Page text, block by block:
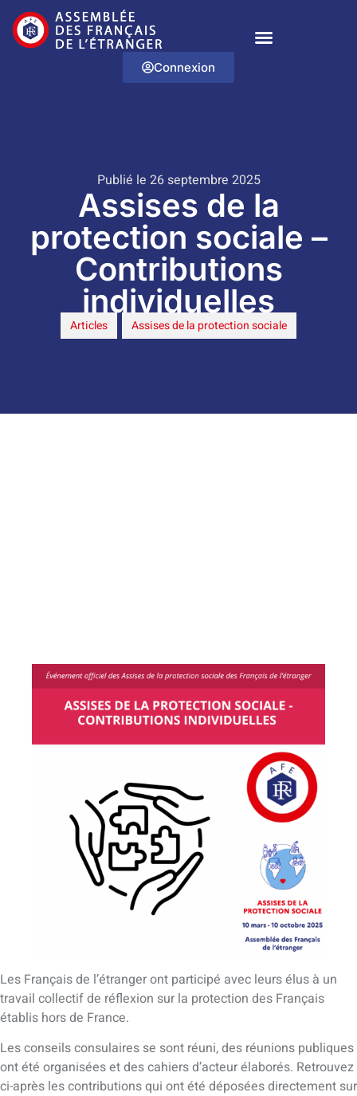
Connexion
Publié le 26 septembre 2025
Assises de la
protection sociale –
Contributions
individuelles
Articles Assises de la protection sociale
Les Français de l’étranger ont participé avec leurs élus à un
travail collectif de réflexion sur la protection des Français
établis hors de France.
Les conseils consulaires se sont réuni, des réunions publiques
ont été organisées et des cahiers d’acteur élaborés. Retrouvez
ci-après les contributions qui ont été déposées directement sur